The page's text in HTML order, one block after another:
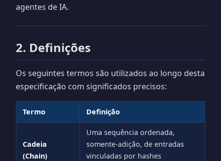
agentes de IA.
2. Definições
Os seguintes termos são utilizados ao longo desta
especificação com significados precisos:
Termo Definição
Cadeia
(Chain)
Uma sequência ordenada,
somente-adição, de entradas
vinculadas por hashes